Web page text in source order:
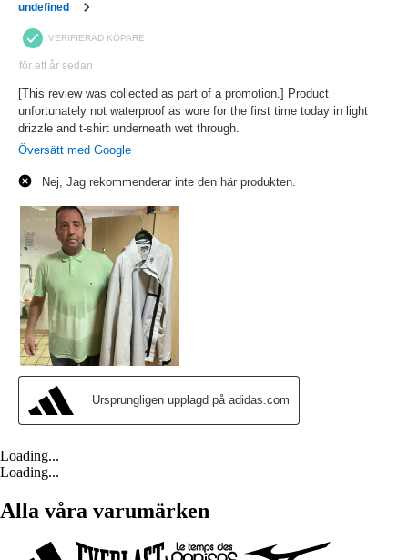
Loading...
Loading...
Alla våra varumärken